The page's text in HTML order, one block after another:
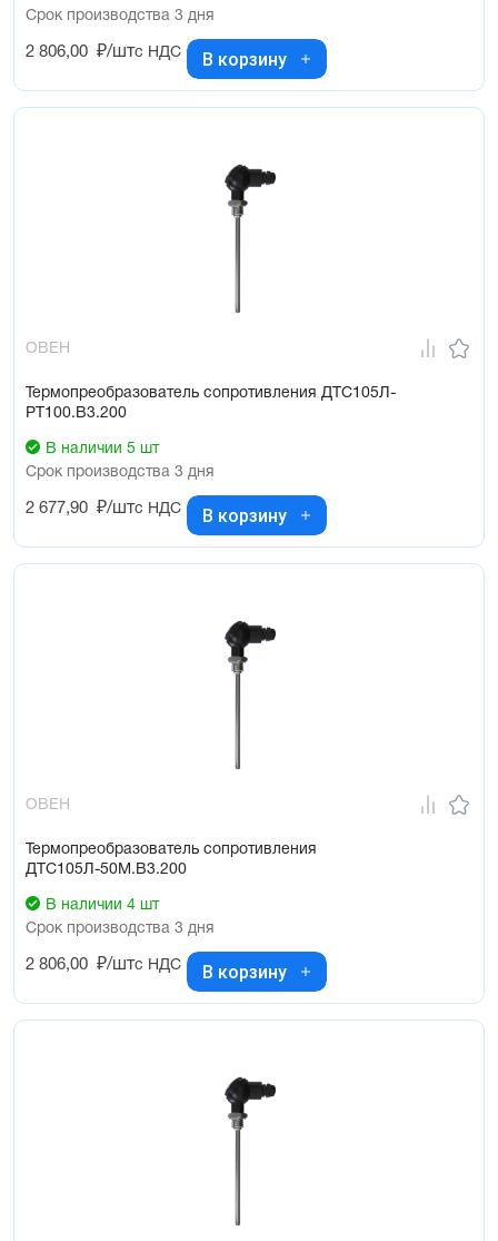
Срок производства 3 дня
2 806,00 ₽/штс НДС В корзину
ОВЕН
Термопреобразователь сопротивления ДТС105Л-
РТ100.В3.200
В наличии 5 шт
Срок производства 3 дня
2 677,90 ₽/штс НДС В корзину
ОВЕН
Термопреобразователь сопротивления
ДТС105Л-50М.В3.200
В наличии 4 шт
Срок производства 3 дня
2 806,00 ₽/штс НДС В корзину